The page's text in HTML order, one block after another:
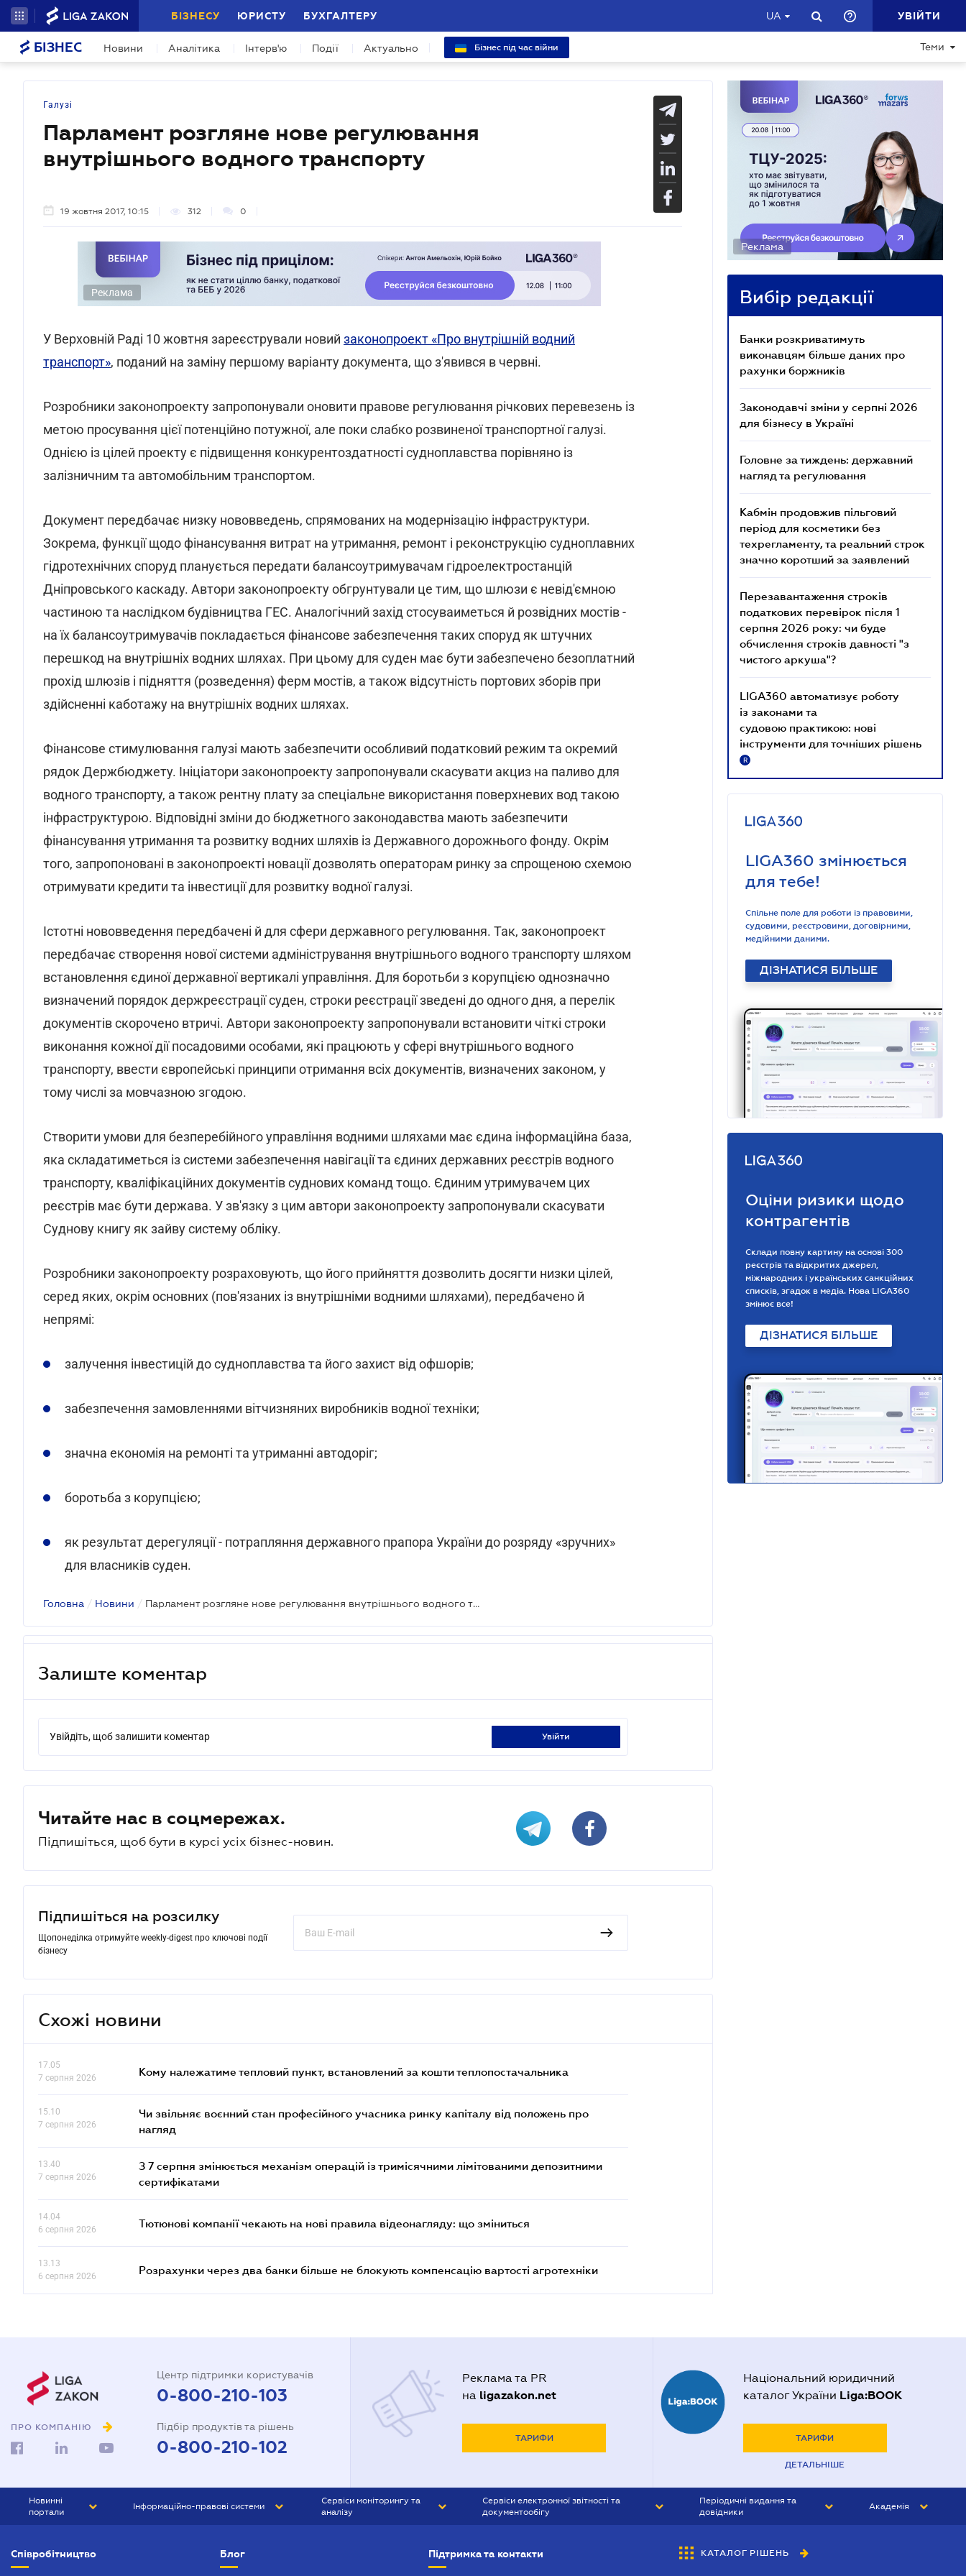
БІЗНЕСУ ЮРИСТУ БУХГАЛТЕРУ UA УВІЙТИ
БІЗНЕС Новини Аналітика Інтерв'ю Події Актуально Бізнес під час війни Теми
Галузі
Парламент розгляне нове регулювання
внутрішнього водного транспорту
19 жовтня 2017, 10:15 312 0
Реклама
У Верховній Раді 10 жовтня зареєстрували новий законопроект «Про внутрішній водний
транспорт», поданий на заміну першому варіанту документа, що з'явився в червні.
Розробники законопроекту запропонували оновити правове регулювання річкових перевезень із
метою просування цієї потенційно потужної, але поки слабко розвиненої транспортної галузі.
Однією із цілей проекту є підвищення конкурентоздатності судноплавства порівняно із
залізничним та автомобільним транспортом.
Документ передбачає низку нововведень, спрямованих на модернізацію інфраструктури.
Зокрема, функції щодо фінансування витрат на утримання, ремонт і реконструкцію судноплавних
гідротехнічних споруд планується передати балансоутримувачам гідроелектростанцій
Дніпровського каскаду. Автори законопроекту обгрунтували це тим, що шлюзи є невід'ємною
частиною та наслідком будівництва ГЕС. Аналогічний захід стосуваиметься й розвідних мостів -
на їх балансоутримувачів покладається фінансове забезпечення таких споруд як штучних
перешкод на внутрішніх водних шляхах. При цьому для суден має бути забезпечено безоплатний
прохід шлюзів і підняття (розведення) ферм мостів, а також відсутність портових зборів при
здійсненні каботажу на внутрішніх водних шляхах.
Фінансове стимулювання галузі мають забезпечити особливий податковий режим та окремий
рядок Держбюджету. Ініціатори законопроекту запропонували скасувати акциз на паливо для
водного транспорту, а також рентну плату за спеціальне використання поверхневих вод такою
інфраструктурою. Відповідні зміни до бюджетного законодавства мають забезпечити
фінансування утримання та розвитку водних шляхів із Державного дорожнього фонду. Окрім
того, запропоновані в законопроекті новації дозволять операторам ринку за спрощеною схемою
отримувати кредити та інвестиції для розвитку водної галузі.
Істотні нововведення передбачені й для сфери державного регулювання. Так, законопроект
передбачає створення нової системи адміністрування внутрішнього водного транспорту шляхом
встановлення єдиної державної вертикалі управління. Для боротьби з корупцією однозначно
визначений порядок держреєстрації суден, строки реєстрації зведені до одного дня, а перелік
документів скорочено втричі. Автори законопроекту запропонували встановити чіткі строки
виконання кожної дії посадовими особами, які працюють у сфері внутрішнього водного
транспорту, ввести європейські принципи отримання всіх документів, визначених законом, у
тому числі за мовчазною згодою.
Створити умови для безперебійного управління водними шляхами має єдина інформаційна база,
яка складатиметься із системи забезпечення навігації та єдиних державних реєстрів водного
транспорту, кваліфікаційних документів суднових команд тощо. Єдиним утримувачем цих
реєстрів має бути держава. У зв'язку з цим автори законопроекту запропонували скасувати
Суднову книгу як зайву систему обліку.
Розробники законопроекту розраховують, що його прийняття дозволить досягти низки цілей,
серед яких, окрім основних (пов'язаних із внутрішніми водними шляхами), передбачено й
непрямі:
залучення інвестицій до судноплавства та його захист від офшорів;
забезпечення замовленнями вітчизняних виробників водної техніки;
значна економія на ремонті та утриманні автодоріг;
боротьба з корупцією;
як результат дерегуляції - потрапляння державного прапора України до розряду «зручних»
для власників суден.
Головна / Новини / Парламент розгляне нове регулювання внутрішнього водного транспорту
Залиште коментар
Увійдіть, щоб залишити коментар увійти
Читайте нас в соцмережах.
Підпишіться, щоб бути в курсі усіх бізнес-новин.
Підпишіться на розсилку
Щопонеділка отримуйте weekly-digest про ключові події
бізнесу
Схожі новини
17.05
7 серпня 2026
Кому належатиме тепловий пункт, встановлений за кошти теплопостачальника
15.10
7 серпня 2026
Чи звільняє воєнний стан професійного учасника ринку капіталу від положень про
нагляд
13.40
7 серпня 2026
З 7 серпня змінюється механізм операцій із тримісячними лімітованими депозитними
сертифікатами
14.04
6 серпня 2026
Тютюнові компанії чекають на нові правила відеонагляду: що зміниться
13.13
6 серпня 2026
Розрахунки через два банки більше не блокують компенсацію вартості агротехніки
Реклама
Вибір редакції
Банки розкриватимуть
виконавцям більше даних про
рахунки боржників
Законодавчі зміни у серпні 2026
для бізнесу в Україні
Головне за тиждень: державний
нагляд та регулювання
Кабмін продовжив пільговий
період для косметики без
техрегламенту, та реальний строк
значно коротший за заявлений
Перезавантаження строків
податкових перевірок після 1
серпня 2026 року: чи буде
обчислення строків давності "з
чистого аркуша"?
LIGA360 автоматизує роботу
із законами та
судовою практикою: нові
інструменти для точніших рішень
R
LIGA360 змінюється
для тебе!
Спільне поле для роботи із правовими,
судовими, реєстровими, договірними,
медійними даними.
ДІЗНАТИСЯ БІЛЬШЕ
Оціни ризики щодо
контрагентів
Склади повну картину на основі 300
реєстрів та відкритих джерел,
міжнародних і українських санкційних
списків, згадок в медіа. Нова LIGA360
змінює все!
ДІЗНАТИСЯ БІЛЬШЕ
ПРО КОМПАНІЮ
Центр підтримки користувачів
0-800-210-103
Підбір продуктів та рішень
0-800-210-102
Реклама та PR
на ligazakon.net
ТАРИФИ
Національний юридичний
каталог України Liga:BOOK
ТАРИФИ
ДЕТАЛЬНІШЕ
Новинні
портали
БІЗНЕС
Інформаційно-правові системи
Сервіси моніторингу та
аналізу
Сервіси електронної звітності та
документообігу
Періодичні видання та
довідники
БУХГАЛТЕР&ЗАКОН
Академія
Співробітництво Блог Підтримка та контакти КАТАЛОГ РІШЕНЬ